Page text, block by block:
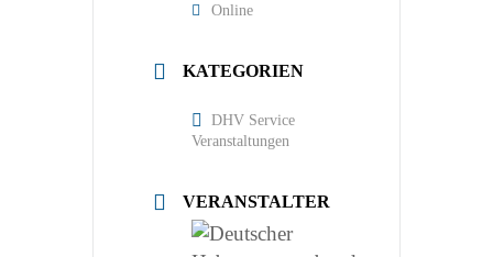
Online
KATEGORIEN
DHV Service
Veranstaltungen
VERANSTALTER